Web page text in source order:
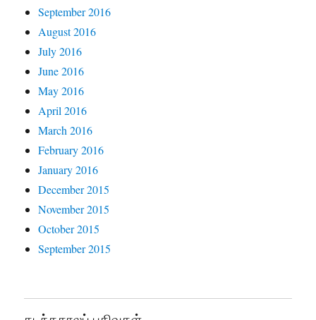
September 2016
August 2016
July 2016
June 2016
May 2016
April 2016
March 2016
February 2016
January 2016
December 2015
November 2015
October 2015
September 2015